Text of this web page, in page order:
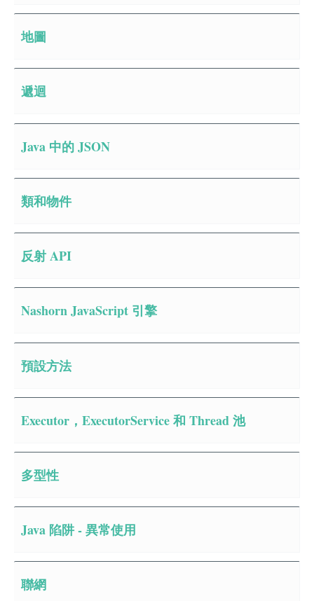
地圖
遞迴
Java 中的 JSON
類和物件
反射 API
Nashorn JavaScript 引擎
預設方法
Executor，ExecutorService 和 Thread 池
多型性
Java 陷阱 - 異常使用
聯網